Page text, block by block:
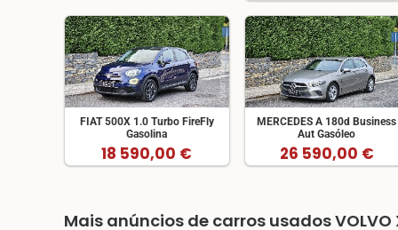
FIAT 500X 1.0 Turbo FireFly
Gasolina
18 590,00 €
MERCEDES A 180d Business
Aut Gasóleo
26 590,00 €
Mais anúncios de carros usados VOLVO